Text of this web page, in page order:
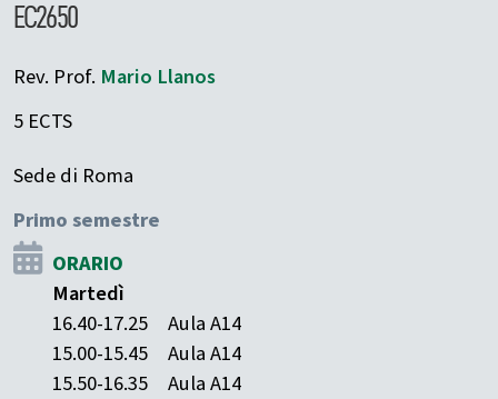
EC2650
Rev. Prof. Mario Llanos
5 ECTS
Sede di Roma
Primo semestre
ORARIO
Martedì
16.40-17.25
Aula A14
15.00-15.45
Aula A14
15.50-16.35
Aula A14